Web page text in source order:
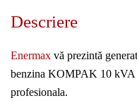
Descriere
Enermax vă prezintă
benzina KOMPAK 10 kVA
profesionala.